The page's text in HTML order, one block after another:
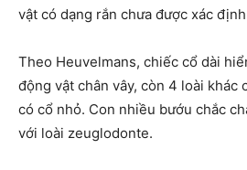
vật có dạng rắn chưa được xác
Theo Heuvelmans, chiếc cổ dài
động vật chân vây, còn 4 loài khác
có cổ nhỏ. Con nhiều bướu chắc
với loài zeuglodonte.